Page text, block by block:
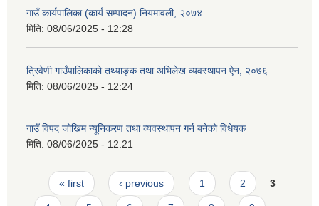
गाउँ कार्यपालिका (कार्य सम्पादन) नियमावली, २०७४
मिति: 08/06/2025 - 12:28
त्रिवेणी गाउँपालिकाको तथ्याङ्क तथा अभिलेख व्यवस्थापन ऐन, २०७६
मिति: 08/06/2025 - 12:24
गाउँ विपद जोखिम न्यूनिकरण तथा व्यवस्थापन गर्न बनेको विधेयक
मिति: 08/06/2025 - 12:21
Pages
« first ‹ previous 1 2 3